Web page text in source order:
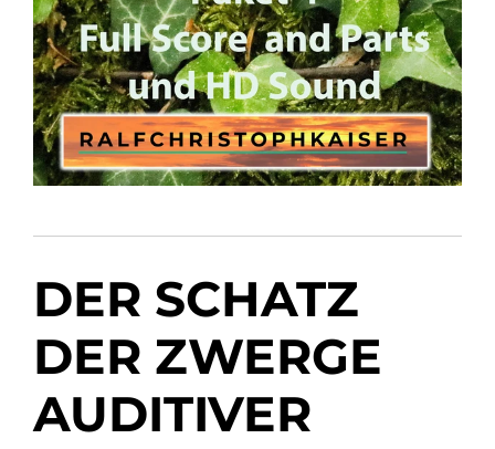
DER SCHATZ
DER ZWERGE
AUDITIVER